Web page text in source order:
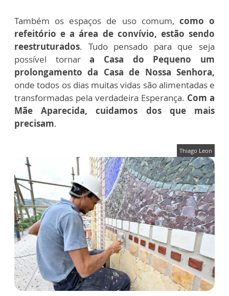
Também os espaços de uso comum, como o
refeitório e a área de convívio, estão sendo
reestruturados. Tudo pensado para que seja
possível tornara Casa do Pequeno um
prolongamento da Casa de Nossa Senhora,
onde todos os dias muitas vidas são alimentadas e
transformadas pela verdadeira Esperança. Com a
Mãe Aparecida, cuidamos dos que mais
precisam.
Thiago Leon